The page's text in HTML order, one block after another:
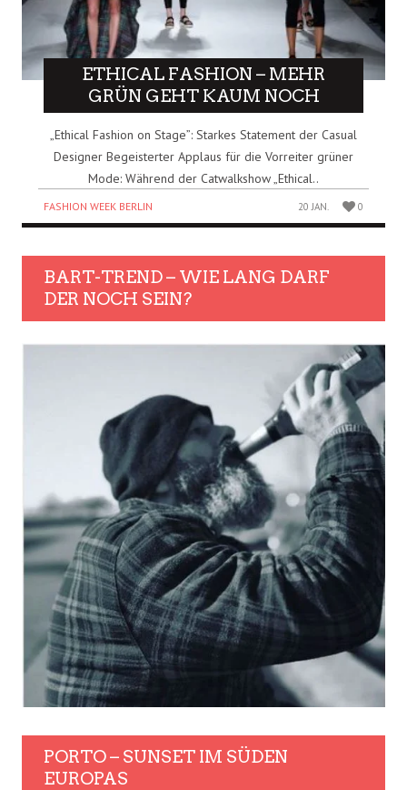
ETHICAL FASHION – MEHR
GRÜN GEHT KAUM NOCH
„Ethical Fashion on Stage”: Starkes Statement der Casual
Designer Begeisterter Applaus für die Vorreiter grüner
Mode: Während der Catwalkshow „Ethical..
FASHION WEEK BERLIN 20 JAN. 0
BART-TREND – WIE LANG DARF
DER NOCH SEIN?
PORTO – SUNSET IM SÜDEN
EUROPAS